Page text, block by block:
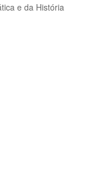
e da História